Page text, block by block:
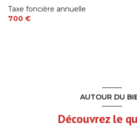
Taxe foncière annuelle
700 €
AUTOUR DU
Découvrez le